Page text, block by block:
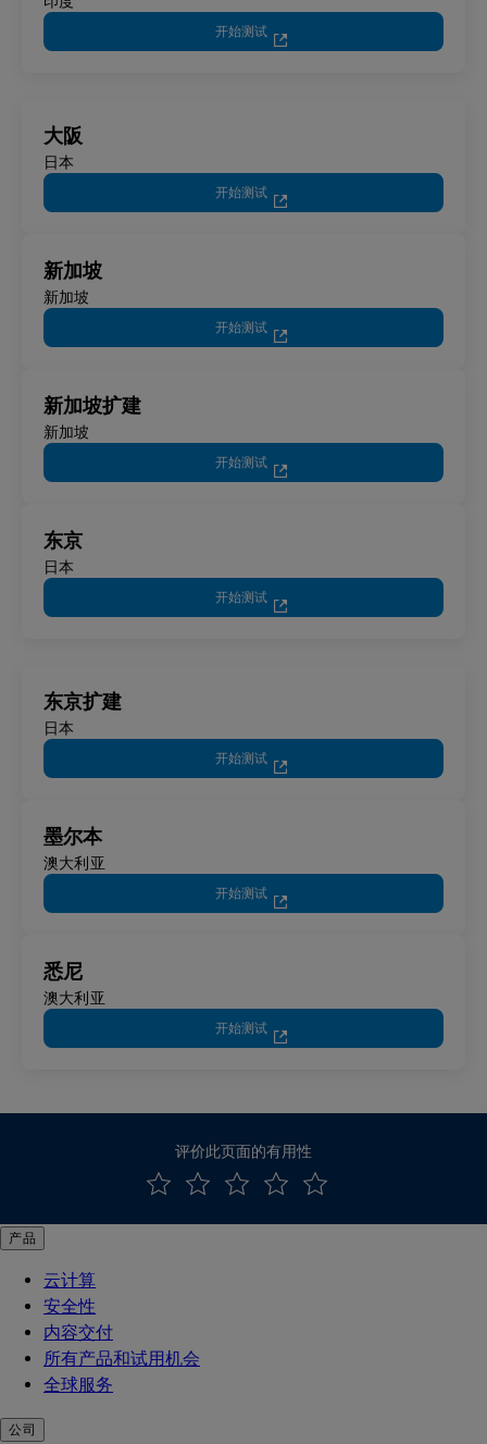
开始测试
大阪
日本
开始测试
新加坡
新加坡
开始测试
新加坡扩建
新加坡
开始测试
东京
日本
开始测试
东京扩建
日本
开始测试
墨尔本
澳大利亚
开始测试
悉尼
澳大利亚
开始测试
评价此页面的有用性
产品
云计算
安全性
内容交付
所有产品和试用机会
全球服务
公司